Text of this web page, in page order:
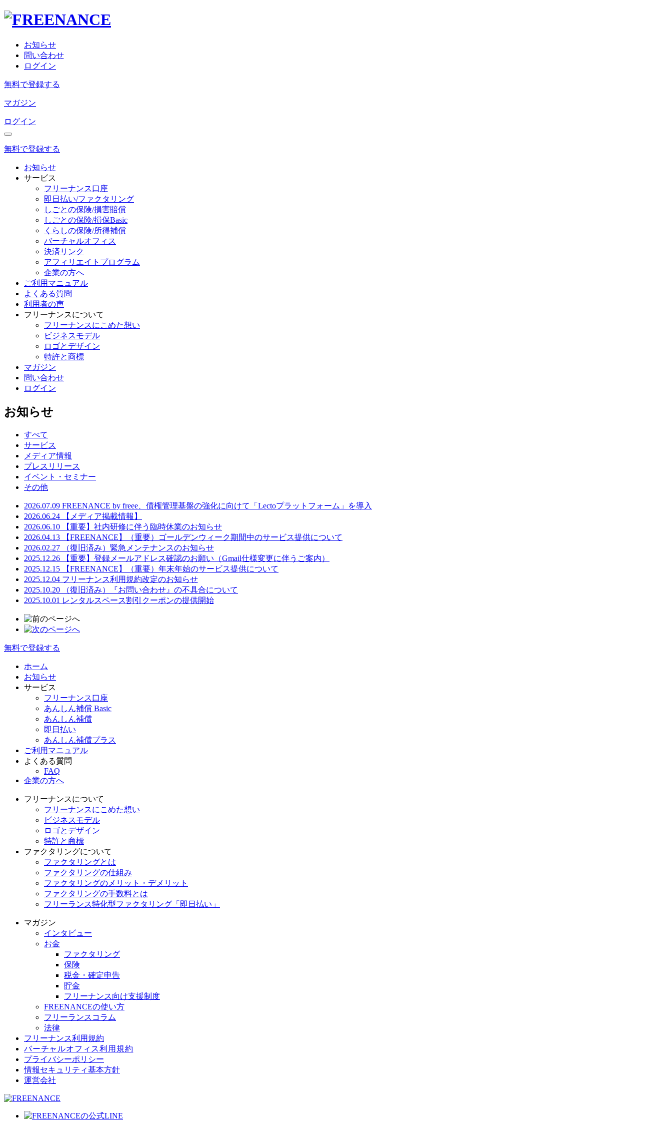
お知らせ
問い合わせ
ログイン
無料で登録する
マガジン
ログイン
無料で登録する
お知らせ
サービス
フリーナンス口座
即日払い/ファクタリング
しごとの保険/損害賠償
しごとの保険/損保Basic
くらしの保険/所得補償
バーチャルオフィス
決済リンク
アフィリエイトプログラム
企業の方へ
ご利用マニュアル
よくある質問
利用者の声
フリーナンスについて
フリーナンスにこめた想い
ビジネスモデル
ロゴとデザイン
特許と商標
マガジン
問い合わせ
ログイン
お知らせ
すべて
サービス
メディア情報
プレスリリース
イベント・セミナー
その他
2026.07.09 FREENANCE by freee、債権管理基盤の強化に向けて「Lectoプラットフォーム」を導入
2026.06.24
【メディア掲載情報】
2026.06.10
【重要】社内研修に伴う臨時休業のお知らせ
2026.04.13
【FREENANCE】（重要）ゴールデンウィーク期間中のサービス提供について
2026.02.27
（復旧済み）緊急メンテナンスのお知らせ
2025.12.26
【重要】登録メールアドレス確認のお願い（Gmail仕様変更に伴うご案内）
2025.12.15
【FREENANCE】（重要）年末年始のサービス提供について
2025.12.04 フリーナンス利用規約改定のお知らせ
2025.10.20
（復旧済み）『お問い合わせ』の不具合について
2025.10.01 レンタルスペース割引クーポンの提供開始
無料で登録する
ホーム
お知らせ
サービス
フリーナンス口座
あんしん補償 Basic
あんしん補償
即日払い
あんしん補償プラス
ご利用マニュアル
よくある質問
FAQ
企業の方へ
フリーナンスについて
フリーナンスにこめた想い
ビジネスモデル
ロゴとデザイン
特許と商標
ファクタリングについて
ファクタリングとは
ファクタリングの仕組み
ファクタリングのメリット・デメリット
ファクタリングの手数料とは
フリーランス特化型ファクタリング「即日払い」
マガジン
インタビュー
お金
ファクタリング
保険
税金・確定申告
貯金
フリーナンス向け支援制度
FREENANCEの使い方
フリーランスコラム
法律
フリーナンス利用規約
バーチャルオフィス利用規約
プライバシーポリシー
情報セキュリティ基本方針
運営会社